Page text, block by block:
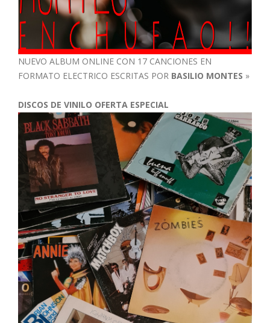
NUEVO ALBUM ONLINE CON 17 CANCIONES EN
FORMATO ELECTRICO ESCRITAS POR BASILIO MONTES »
DISCOS DE VINILO OFERTA ESPECIAL